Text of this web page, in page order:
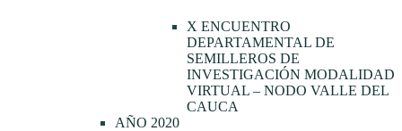
X ENCUENTRO
DEPARTAMENTAL DE
SEMILLEROS DE
INVESTIGACIÓN MODALIDAD
VIRTUAL – NODO VALLE DEL
CAUCA
AÑO 2020